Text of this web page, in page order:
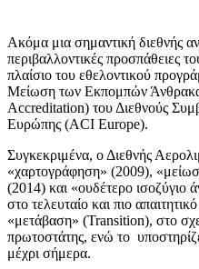
Ακόμα μια σημαντική διεθνής
περιβαλλοντικές προσπάθειες
πλαίσιο του εθελοντικού
Μείωση των Εκπομπών
Accreditation) του Διεθνούς
Ευρώπης (ACI Europe).
Συγκεκριμένα, ο Διεθνής
«χαρτογράφηση» (2009),
(2014) και «ουδέτερο ισοζύγιο
στο τελευταίο και πιο
«μετάβαση» (Transition), στο
πρωτοστάτης, ενώ το
μέχρι σήμερα.